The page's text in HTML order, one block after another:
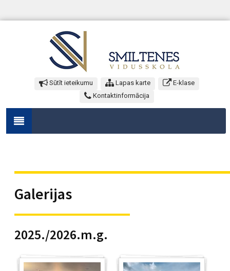
Sūtīt ieteikumu Lapas karte
E-klase
Kontaktinformācija
Galerijas
2025./2026.m.g.